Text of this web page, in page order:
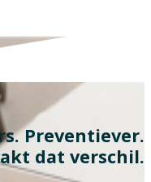
Preventiever.
dat verschil.